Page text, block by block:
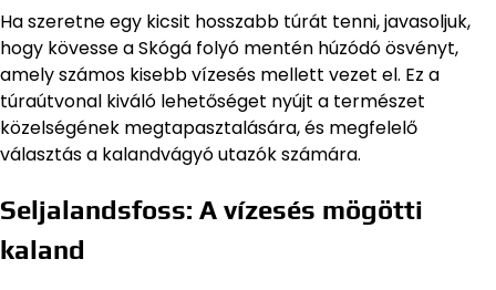
Ha szeretne egy kicsit hosszabb túrát tenni, javasoljuk,
hogy kövesse a Skógá folyó mentén húzódó ösvényt,
amely számos kisebb vízesés mellett vezet el. Ez a
túraútvonal kiváló lehetőséget nyújt a természet
közelségének megtapasztalására, és megfelelő
választás a kalandvágyó utazók számára.
Seljalandsfoss: A vízesés mögötti
kaland